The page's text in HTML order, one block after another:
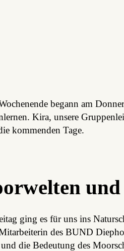
begann am
Kira, unsere
kommenden Tage.
ging es für uns ins
des BUND
die Bedeutung des